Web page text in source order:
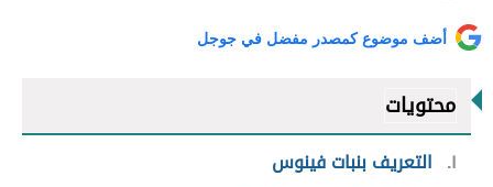
أضف موضوع كمصدر مفضل في جوجل
محتويات
١
التعريف بنبات فينوس